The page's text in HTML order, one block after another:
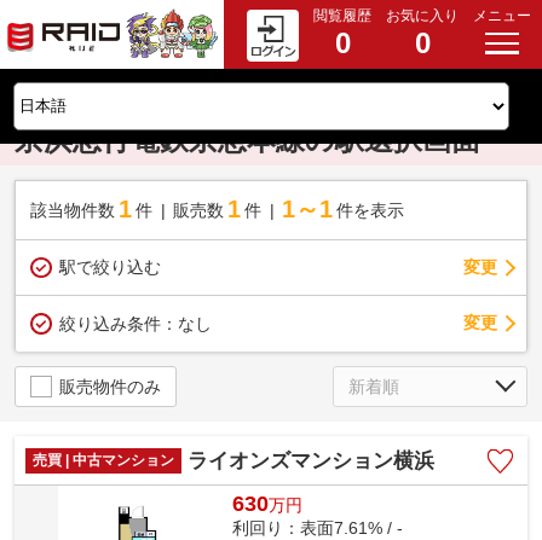
閲覧履歴
0
お気に入り
0
メニュー
京浜急行電鉄京急本線の駅選択画面
該当物件数 1件 販売数 1 件 1～1 件を表示
駅で絞り込む 変更
絞り込み条件： なし 変更
販売物件のみ
売買 | 中古マンション ライオンズマンション横浜
630万円
利回り：表面7.61% / -